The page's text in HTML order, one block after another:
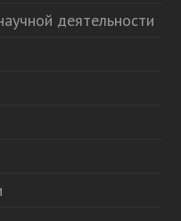
деятельности